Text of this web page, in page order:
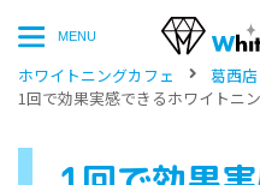
MENU
ホワイトニングカフェ 葛西店
1回で効果実感できるホワイトニ